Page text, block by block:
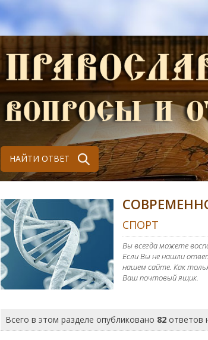
НАЙТИ ОТВЕТ
СПОРТ
Вы всегда можете
Если Вы не нашли
нашем сайте. Как
Ваш почтовый ящик.
Всего в этом разделе опубликовано 82 ответов